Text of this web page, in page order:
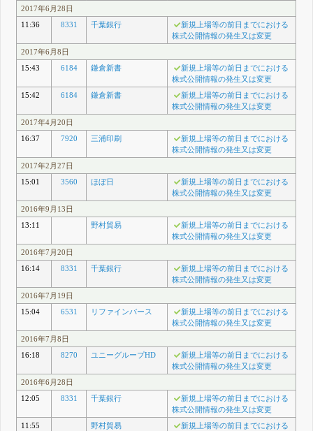
2017年6月28日
11:36
8331 千葉銀行
新規上場等の前日までにおける
株式公開情報の発生又は変更
2017年6月8日
15:43
6184 鎌倉新書
新規上場等の前日までにおける
株式公開情報の発生又は変更
15:42
6184 鎌倉新書
新規上場等の前日までにおける
株式公開情報の発生又は変更
2017年4月20日
16:37
7920 三浦印刷
新規上場等の前日までにおける
株式公開情報の発生又は変更
2017年2月27日
15:01
3560 ほぼ日
新規上場等の前日までにおける
株式公開情報の発生又は変更
2016年9月13日
13:11
野村貿易
新規上場等の前日までにおける
株式公開情報の発生又は変更
2016年7月20日
16:14
8331 千葉銀行
新規上場等の前日までにおける
株式公開情報の発生又は変更
2016年7月19日
15:04
6531 リファインバース
新規上場等の前日までにおける
株式公開情報の発生又は変更
2016年7月8日
16:18
8270 ユニーグループHD
新規上場等の前日までにおける
株式公開情報の発生又は変更
2016年6月28日
12:05
8331 千葉銀行
新規上場等の前日までにおける
株式公開情報の発生又は変更
11:55
野村貿易
新規上場等の前日までにおける